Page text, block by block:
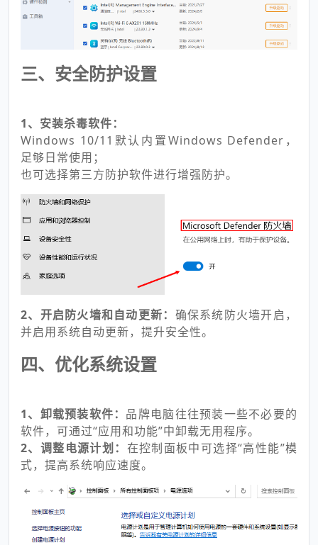
三、安全防护设置
1、安装杀毒软件：
Windows 10/11默认内置Windows Defender，
足够日常使用；
也可选择第三方防护软件进行增强防护。
2、开启防火墙和自动更新： 确保系统防火墙开启，
并启用系统自动更新，提升安全性。
四、优化系统设置
1、卸载预装软件： 品牌电脑往往预装一些不必要的
软件，可通过“应用和功能”中卸载无用程序。
2、调整电源计划： 在控制面板中可选择“高性能”模
式，提高系统响应速度。